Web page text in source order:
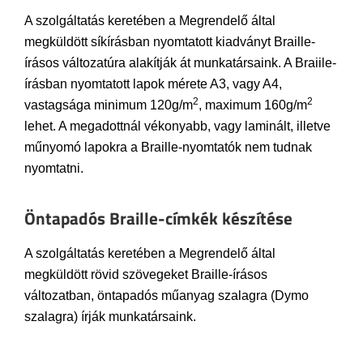
A szolgáltatás keretében a Megrendelő által
megküldött síkírásban nyomtatott kiadványt Braille-
írásos változatúra alakítják át munkatársaink. A Braiile-
írásban nyomtatott lapok mérete A3, vagy A4,
vastagsága minimum 120g/m2, maximum 160g/m2
lehet. A megadottnál vékonyabb, vagy laminált, illetve
műnyomó lapokra a Braille-nyomtatók nem tudnak
nyomtatni.
Öntapadós Braille-címkék készítése
A szolgáltatás keretében a Megrendelő által
megküldött rövid szövegeket Braille-írásos
változatban, öntapadós műanyag szalagra (Dymo
szalagra) írják munkatársaink.